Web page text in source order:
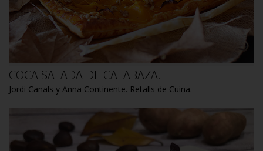
COCA SALADA DE CALABAZA.
Jordi Canals y Anna Continente. Retalls de Cuina.